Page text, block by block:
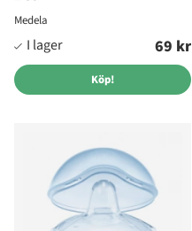
Medela
69 kr
Köp!